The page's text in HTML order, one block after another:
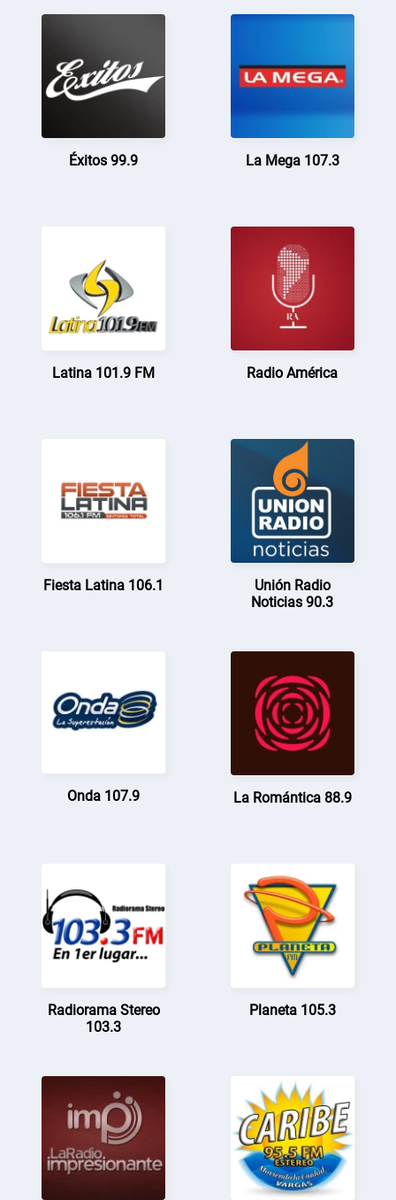
Éxitos 99.9 La Mega 107.3
Latina 101.9 FM Radio América
Fiesta Latina 106.1
Unión Radio
Noticias 90.3
Onda 107.9 La Romántica 88.9
Radiorama Stereo
103.3
Planeta 105.3